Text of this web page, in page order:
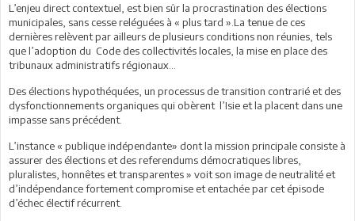
L’enjeu direct contextuel, est bien sûr la procrastination des élections
municipales, sans cesse reléguées à « plus tard ».La tenue de ces
dernières relèvent par ailleurs de plusieurs conditions non réunies, tels
que l’adoption du Code des collectivités locales, la mise en place des
tribunaux administratifs régionaux…
Des élections hypothéquées, un processus de transition contrarié et des
dysfonctionnements organiques qui obèrent l’Isie et la placent dans une
impasse sans précédent.
L’instance « publique indépendante» dont la mission principale consiste à
assurer des élections et des referendums démocratiques libres,
pluralistes, honnêtes et transparentes » voit son image de neutralité et
d’indépendance fortement compromise et entachée par cet épisode
d’échec électif récurrent.